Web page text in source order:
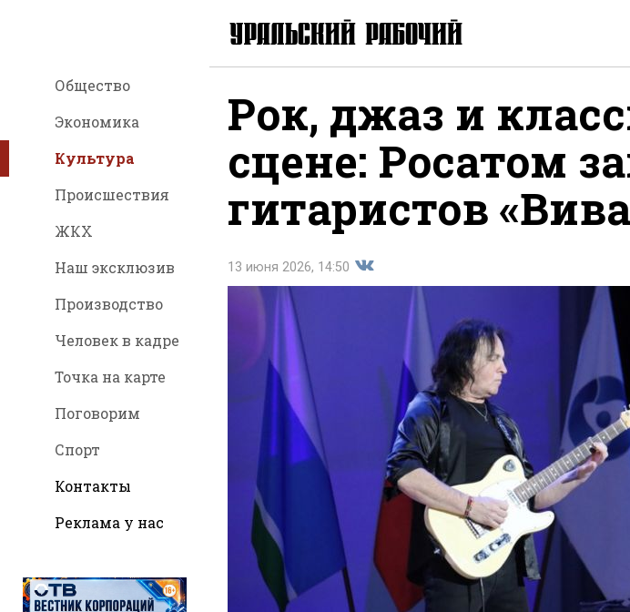
Общество
Экономика
Культура
Происшествия
ЖКХ
Наш эксклюзив
Производство
Человек в кадре
Точка на карте
Поговорим
Спорт
Контакты
Реклама у нас
Рок, джаз и
сцене: Росатом
гитаристов
13 июня 2026, 14:50
Поделиться